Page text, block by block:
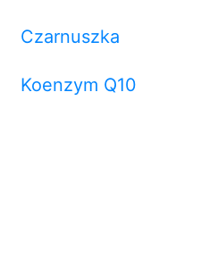
Czarnuszka
Koenzym Q10